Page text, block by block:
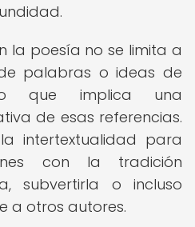
la poesía no se limita a
palabras o ideas de
que implica una
de esas referencias.
intertextualidad para
con la tradición
subvertirla o incluso
a otros autores.